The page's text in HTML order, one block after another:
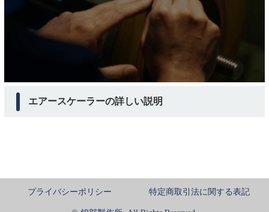
エアースケーラーの詳しい説明
プライバシーポリシー 特定商取引法に関する表記